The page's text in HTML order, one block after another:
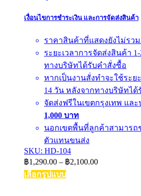
เงื่อนไขการชำระเงิน และการจัดส่งสินค้า
ราคาสินค้าที่แสดงยังไม่รว
ระยะเวลาการจัดส่งสินค้า
ทางบริษัทได้รับคำสั่งซื้อ
หากเป็นงานสั่งทำจะใช้ระย
14 วัน หลังจากทางบริษัทได้
จัดส่งฟรีในเขตกรุงเทพ แล
1,000 บาท
นอกเขตพื้นที่ลูกค้าสามารถ
ตัวแทนขนส่ง
SKU: HD-104
฿1,290.00 – ฿2,100.00Price
เลือกรูปแบบ